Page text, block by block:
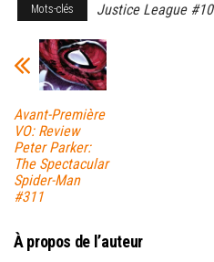
Mots-clés Justice League #10
Avant-Première
VO: Review
Peter Parker:
The Spectacular
Spider-Man
#311
À propos de l’auteur